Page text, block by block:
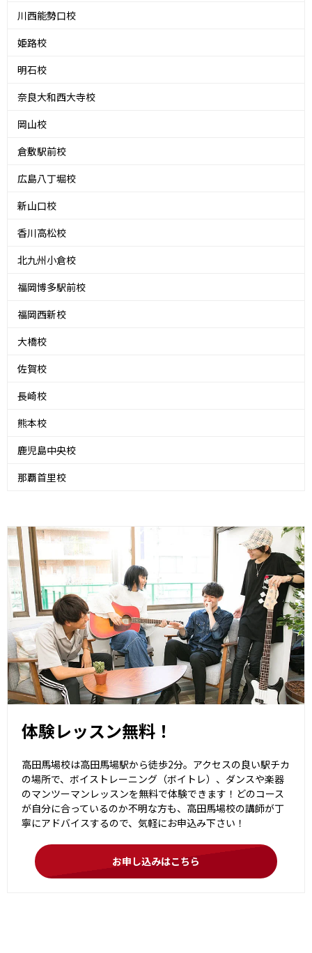
川西能勢口校
姫路校
明石校
奈良大和西大寺校
岡山校
倉敷駅前校
広島八丁堀校
新山口校
香川高松校
北九州小倉校
福岡博多駅前校
福岡西新校
大橋校
佐賀校
長崎校
熊本校
鹿児島中央校
那覇首里校
体験レッスン無料！
高田馬場校は高田馬場駅から徒歩2分。アクセスの良い駅チカ
の場所で、ボイストレーニング（ボイトレ）、ダンスや楽器
のマンツーマンレッスンを無料で体験できます！どのコース
が自分に合っているのか不明な方も、高田馬場校の講師が丁
寧にアドバイスするので、気軽にお申込み下さい！
お申し込みはこちら